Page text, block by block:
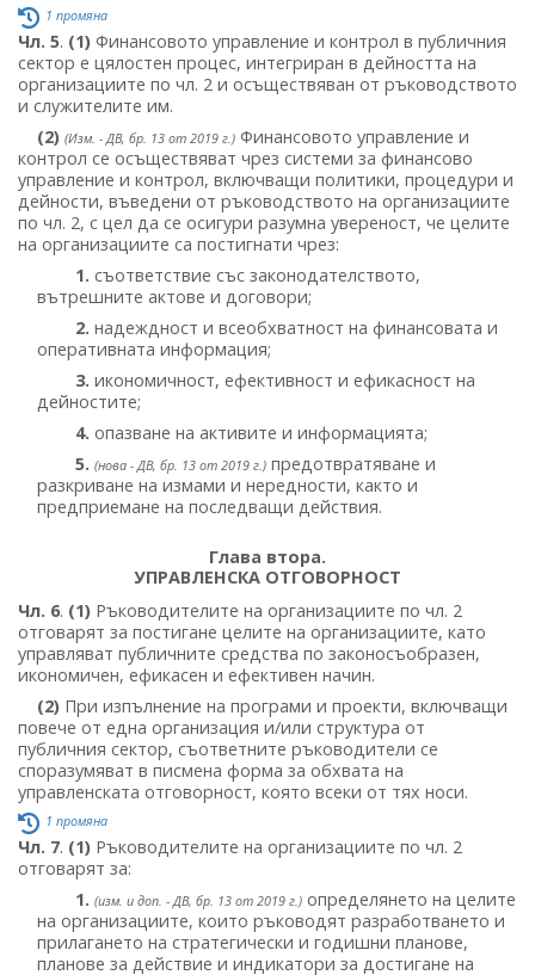
1 промяна
Чл. 5. (1) Финансовото управление и контрол в публичния
сектор е цялостен процес, интегриран в дейността на
организациите по чл. 2 и осъществяван от ръководството
и служителите им.
(2) (Изм. - ДВ, бр. 13 от 2019 г.) Финансовото управление и
контрол се осъществяват чрез системи за финансово
управление и контрол, включващи политики, процедури и
дейности, въведени от ръководството на организациите
по чл. 2, с цел да се осигури разумна увереност, че целите
на организациите са постигнати чрез:
1. съответствие със законодателството,
вътрешните актове и договори;
2. надеждност и всеобхватност на финансовата и
оперативната информация;
3. икономичност, ефективност и ефикасност на
дейностите;
4. опазване на активите и информацията;
5. (нова - ДВ, бр. 13 от 2019 г.) предотвратяване и
разкриване на измами и нередности, както и
предприемане на последващи действия.
Глава втора.
УПРАВЛЕНСКА ОТГОВОРНОСТ
Чл. 6. (1) Ръководителите на организациите по чл. 2
отговарят за постигане целите на организациите, като
управляват публичните средства по законосъобразен,
икономичен, ефикасен и ефективен начин.
(2) При изпълнение на програми и проекти, включващи
повече от една организация и/или структура от
публичния сектор, съответните ръководители се
споразумяват в писмена форма за обхвата на
управленската отговорност, която всеки от тях носи.
1 промяна
Чл. 7. (1) Ръководителите на организациите по чл. 2
отговарят за:
1. (изм. и доп. - ДВ, бр. 13 от 2019 г.) определянето на целите
на организациите, които ръководят разработването и
прилагането на стратегически и годишни планове,
планове за действие и индикатори за достигане на